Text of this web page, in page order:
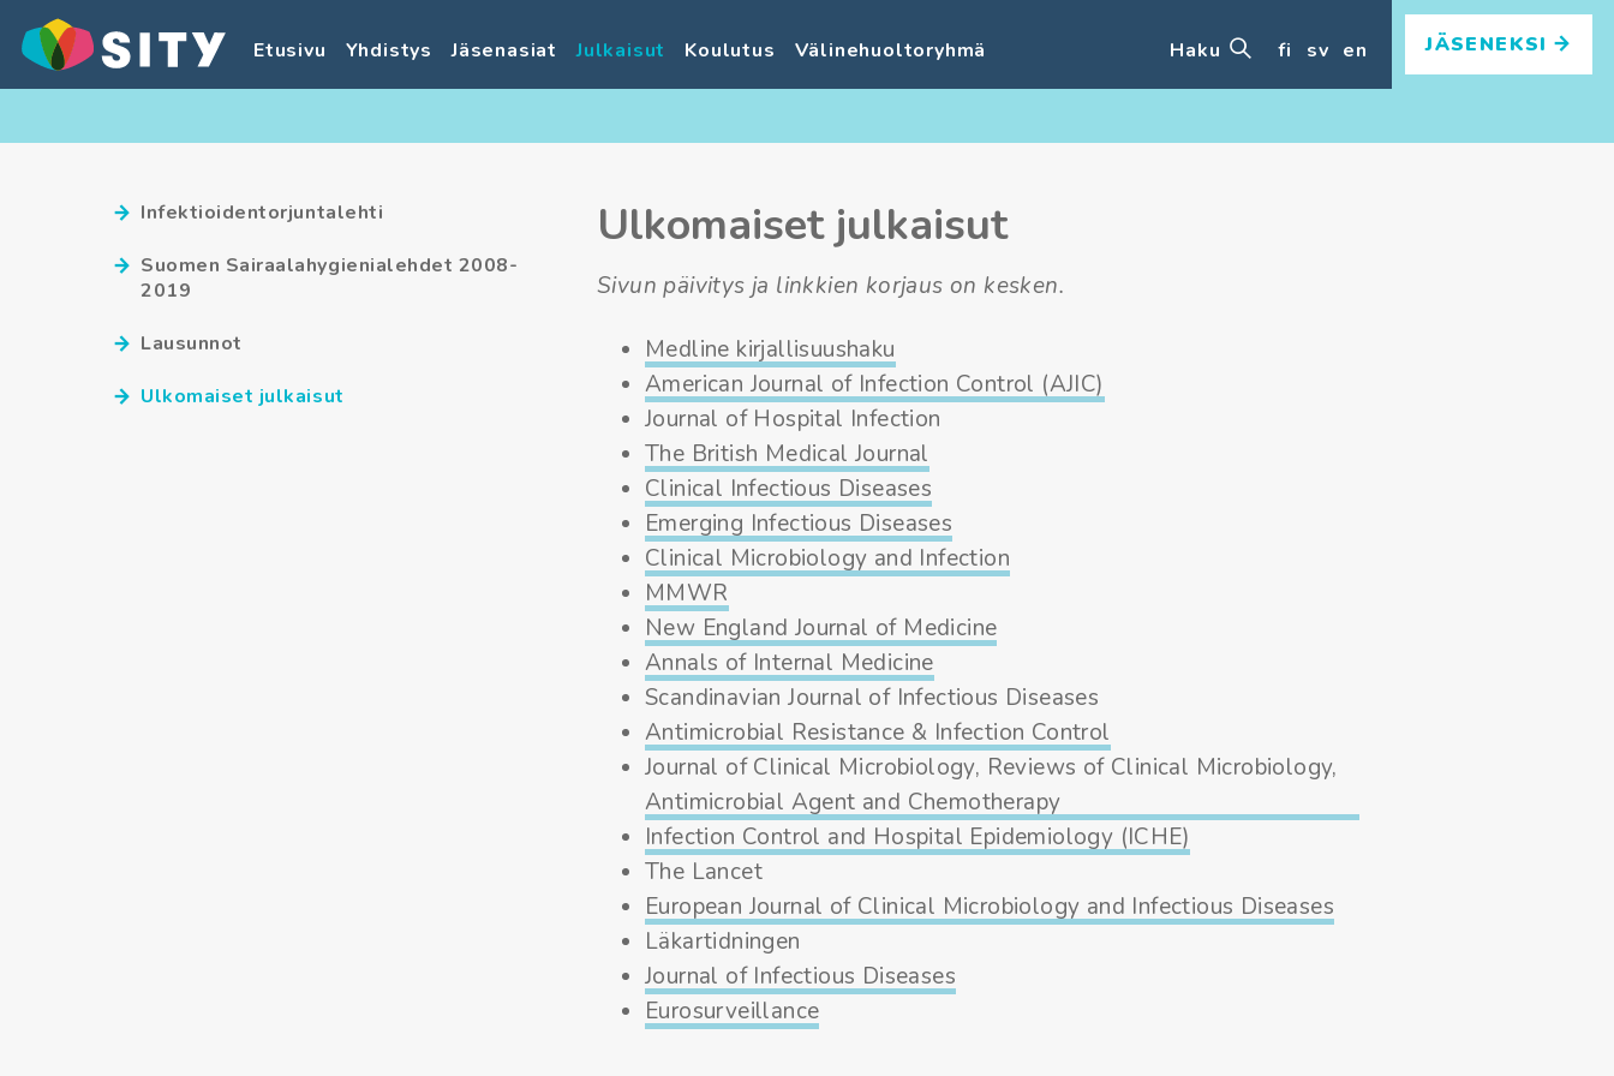
Etusivu Yhdistys Jäsenasiat Julkaisut Koulutus Välinehuoltoryhmä Haku fi sv en JÄSENEKSI
Ulkomaiset julkaisut
Sivun päivitys ja linkkien korjaus on kesken.
Medline kirjallisuushaku
American Journal of Infection Control (AJIC)
Journal of Hospital Infection
The British Medical Journal
Clinical Infectious Diseases
Emerging Infectious Diseases
Clinical Microbiology and Infection
MMWR
New England Journal of Medicine
Annals of Internal Medicine
Scandinavian Journal of Infectious Diseases
Antimicrobial Resistance & Infection Control
Journal of Clinical Microbiology, Reviews of Clinical Microbiology,
Antimicrobial Agent and Chemotherapy
Infection Control and Hospital Epidemiology (ICHE)
The Lancet
European Journal of Clinical Microbiology and Infectious Diseases
Läkartidningen
Journal of Infectious Diseases
Eurosurveillance
Infektioidentorjuntalehti
Suomen Sairaalahygienialehdet 2008-
2019
Lausunnot
Ulkomaiset julkaisut